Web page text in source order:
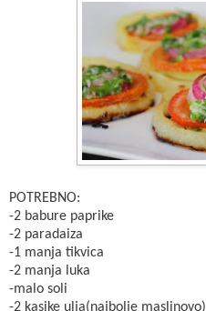
POTREBNO:
-2 babure paprike
-2 paradaiza
-1 manja tikvica
-2 manja luka
-malo soli
-2 kasike ulja(najbolje maslinovo)